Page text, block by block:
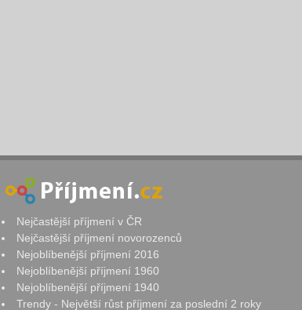
Nejčastější příjmení v ČR
Nejčastější příjmení novorozenců
Nejoblíbenější příjmení 2016
Nejoblíbenější příjmení 1960
Nejoblíbenější příjmení 1940
Trendy - Největší růst příjmení za poslední 2 roky